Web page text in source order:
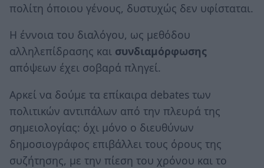
πολίτη όποιου γένους, δυστυχώς δεν υφίσταται.
Η έννοια του διαλόγου, ως μεθόδου
αλληλεπίδρασης και συνδιαμόρφωσης
απόψεων έχει σοβαρά πληγεί.
Αρκεί να δούμε τα επίκαιρα debates των
πολιτικών αντιπάλων από την πλευρά της
σημειολογίας: όχι μόνο ο διευθύνων
δημοσιογράφος επιβάλλει τους όρους της
συζήτησης, με την πίεση του χρόνου και το